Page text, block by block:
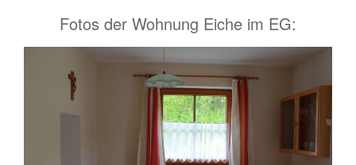
Fotos der Wohnung Eiche im EG: